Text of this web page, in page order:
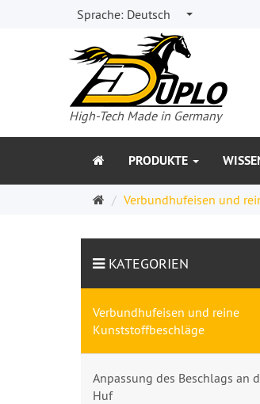
Sprache: Deutsch
High-Tech Made in Germany
PRODUKTE
Startseite
Verbundhufeisen und
KATEGORIEN
Verbundhufeisen und reine
Kunststoffbeschläge
Anpassung des Beschlags an
Huf